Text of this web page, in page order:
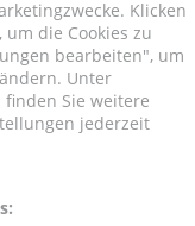
Klicken
die Cookies zu
bearbeiten", um
Unter
finden Sie weitere
jederzeit